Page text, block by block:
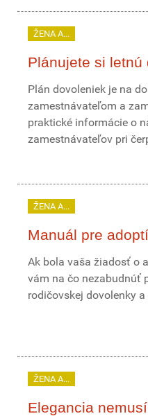
ŽENA A...
Plánujete si letnú
Plán dovoleniek je na
zamestnávateľom a
praktické informácie o
zamestnávateľov pri
ŽENA A...
Manuál pre
Ak bola vaša žiadosť o
vám na čo nezabudnúť
rodičovskej dovolenky
ŽENA A...
Elegancia